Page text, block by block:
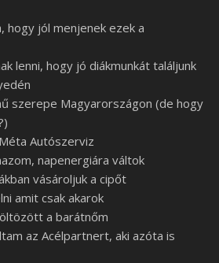
hogy jól menjenek ezek a
lenni, hogy jó diákmunkát találjunk
szerepe Magyarországon (de hogy
Autószerviz
napenergiára váltok
vásároljuk a cipőt
amit csak akarok
a barátnőm
az Acélpartnert, aki azóta is